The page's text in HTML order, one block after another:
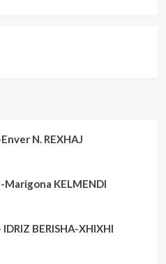
N. REXHAJ
KELMENDI
BERISHA-XHIXHI